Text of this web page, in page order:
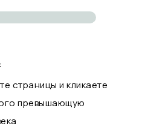
страницы и кликаете
превышающую